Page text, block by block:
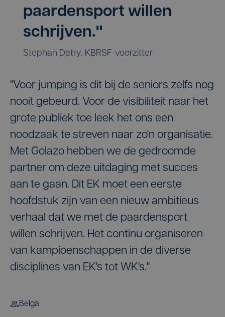
paardensport willen
schrijven."
Stephan Detry, KBRSF-voorzitter
"Voor jumping is dit bij de seniors zelfs nog
nooit gebeurd. Voor de visibiliteit naar het
grote publiek toe leek het ons een
noodzaak te streven naar zo'n organisatie.
Met Golazo hebben we de gedroomde
partner om deze uitdaging met succes
aan te gaan. Dit EK moet een eerste
hoofdstuk zijn van een nieuw ambitieus
verhaal dat we met de paardensport
willen schrijven. Het continu organiseren
van kampioenschappen in de diverse
disciplines van EK's tot WK's."
Belga